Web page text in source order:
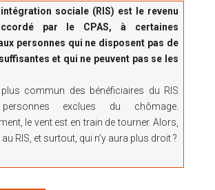
sociale (RIS) est le revenu
par le CPAS, à certaines
personnes qui ne disposent pas de
et qui ne peuvent pas se les
plus commun des bénéficiaires du RIS
exclues du chômage.
le vent est en train de tourner. Alors,
RIS, et surtout, qui n’y aura plus droit ?